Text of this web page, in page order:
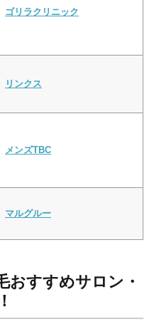
ゴリラクリニック
リンクス
メンズTBC
マルグルー
おすすめサロン・